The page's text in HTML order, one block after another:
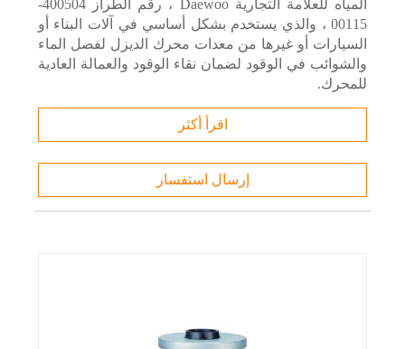
المياه للعلامة التجارية Daewoo ، رقم الطراز 400504-
00115 ، والذي يستخدم بشكل أساسي في آلات البناء أو
السيارات أو غيرها من معدات محرك الديزل لفصل الماء
والشوائب في الوقود لضمان نقاء الوقود والعمالة العادية
للمحرك.
اقرأ أكثر
إرسال استفسار